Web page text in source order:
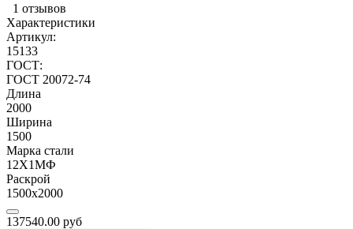
1 отзывов
Характеристики
Артикул:
15133
ГОСТ:
ГОСТ 20072-74
Длина
2000
Ширина
1500
Марка стали
12Х1МФ
Раскрой
1500х2000
137540.00 руб